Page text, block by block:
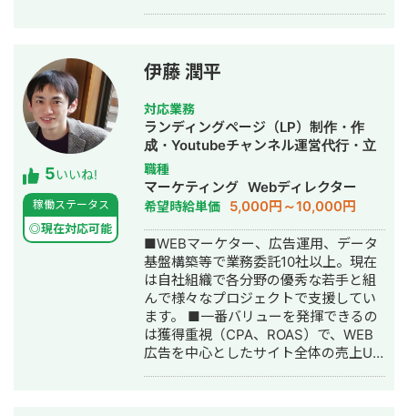
・営業代行 ・SaaS ・広告代理店 ・飲
事業部で最年少の支配人となり、新規
して3年で利益8倍を達成。「トソーマ
株式会社」を設立 ・法人化後も、3年
連続で150％以上の業績アップを実現
【略歴】 2018年〜2021年 ・外壁塗装
会社の集客のプロとして個人事業主で
活動 2022年〜 ・トソーマ株式会社
代表取締役 >リフォーム業・建設業
の集客支援 >SEO事業 >リスティ
ング広告事業 >ホームページ・LP制
作事業 LINE（無料相談をご希望の方）
https://s.lmes.jp/landing-
qr/2000788262-7YNDe1MK?
uLand=UGw3dP トソーマ株式会社公
式サイト https://tosoma.co.jp 無料で
相談も受け付けています。 興味がある
方は、LINEでお気軽にご連絡ください
ませ。
5いいね!
稼働ステータス
◎現在対応可能
伊藤 潤平
対応業務
ランディングページ（LP）制作・作
成・Youtubeチャンネル運営代行・立
ち上げ・SNS運用代行・バナー制作・
デザイン・リスティング広告運用代
行・オウンドメディア制作・構築・運
用代行・動画制作・動画編集・AI活用
職種
マーケティング Webディレクター
希望時給単価 5,000円～10,000円
■WEBマーケター、広告運用、データ
基盤構築等で業務委託10社以上。現在
は自社組織で各分野の優秀な若手と組
んで様々なプロジェクトで支援してい
ます。 ■一番バリューを発揮できるの
は獲得重視（CPA、ROAS）で、WEB
広告を中心としたサイト全体の売上UP